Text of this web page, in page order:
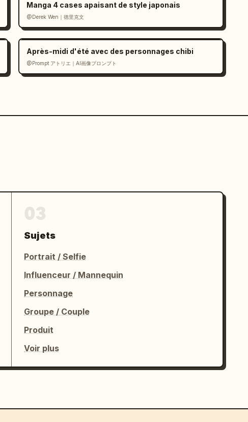
Manga 4 cases apaisant de style japonais
@Derek Wen｜德里克文
Après-midi d'été avec des personnages chibi
@Prompt アトリエ｜AI画像プロンプト
Sujets
Portrait / Selfie
Influenceur / Mannequin
Personnage
Groupe / Couple
Produit
Voir plus